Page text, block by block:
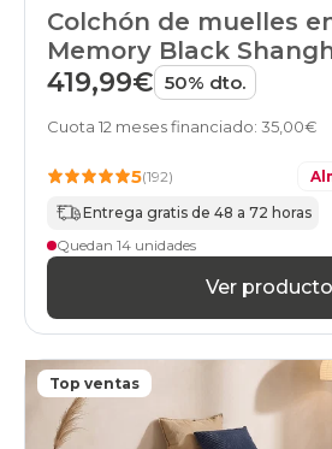
17
21
23
24
25
Colchón de muelles
Memory Black
419,99€ 50% dto.
Cuota 12 meses financiado: 35,00€
5(192)
Entrega gratis de 48 a 72 horas
Quedan 14 unidades
Ver producto
Top ventas